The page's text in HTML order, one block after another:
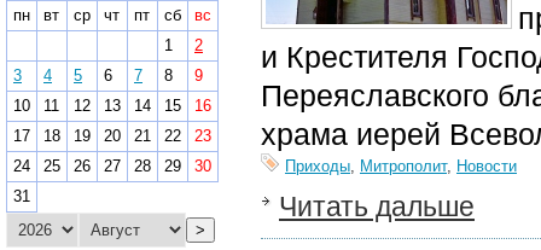
и Крестителя
Переяславского
храма иерей
Приходы, Митрополит, Новости
Читать дальше
пн
вт ср чт пт сб
вс
1
2
3
4 5 6 7 8
9
10
11 12 13 14 15
16
17
18 19 20 21 22
23
24
25 26 27 28 29
30
31
>